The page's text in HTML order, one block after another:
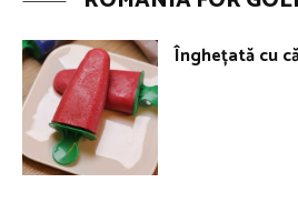
Înghețată cu